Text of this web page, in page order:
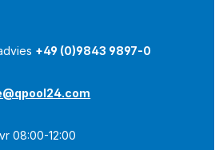
+49 (0)9843 9897-0
08:00-12:00